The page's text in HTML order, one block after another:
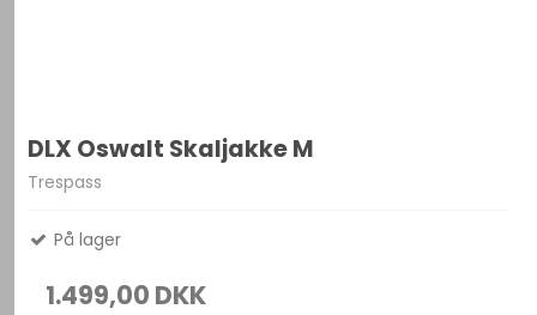
DLX Oswalt Skaljakke M
Trespass
På lager
1.499,00 DKK